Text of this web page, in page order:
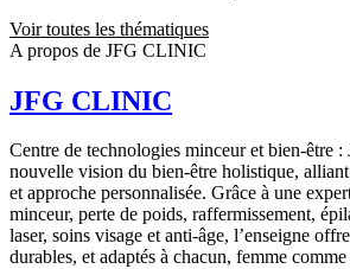
Voir toutes les thématiques
A propos de JFG CLINIC
JFG CLINIC
Centre de technologies minceur et bien-être
nouvelle vision du bien-être holistique,
et approche personnalisée. Grâce à une
minceur, perte de poids, raffermissement,
laser, soins visage et anti-âge, l’enseigne
durables, et adaptés à chacun, femme